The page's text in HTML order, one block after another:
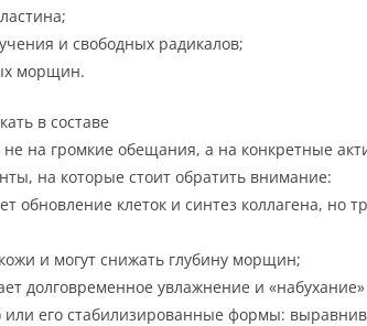
и свободных радикалов;
морщин.
в составе
на громкие обещания, а на конкретные
на которые стоит обратить внимание:
обновление клеток и синтез коллагена, но
и могут снижать глубину морщин;
долговременное увлажнение и
его стабилизированные формы: